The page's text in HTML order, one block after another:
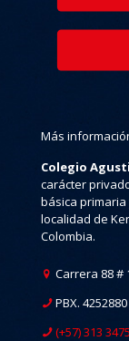
Más
Colegio
carácter
básica
localidad de
Colombia.
Carrera 88 #
PBX. 4252880
(+57) 313